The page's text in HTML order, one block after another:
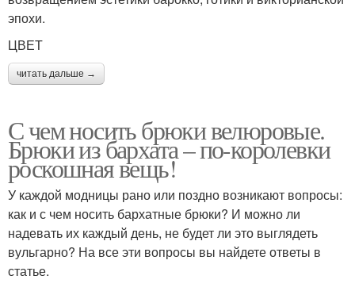
эпохи.
ЦВЕТ
читать дальше →
С чем носить брюки велюровые.
Брюки из бархата – по-королевки
роскошная вещь!
У каждой модницы рано или поздно возникают вопросы:
как и с чем носить бархатные брюки? И можно ли
надевать их каждый день, не будет ли это выглядеть
вульгарно? На все эти вопросы вы найдете ответы в
статье.